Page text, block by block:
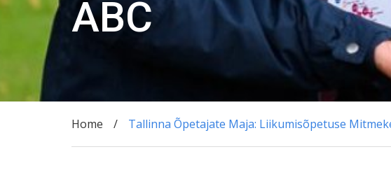
ABC
Home Tallinna Õpetajate Maja: Liikumisõpetuse